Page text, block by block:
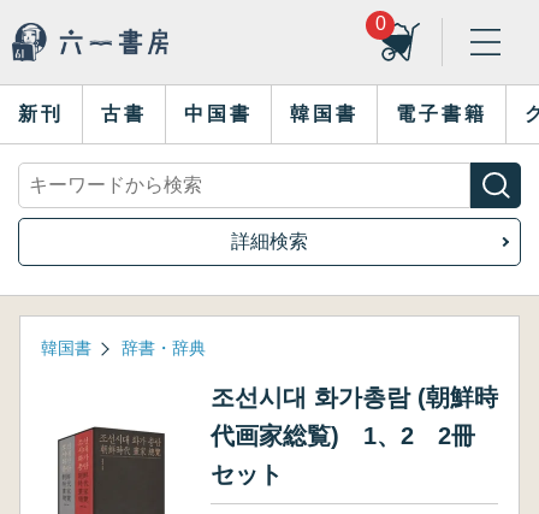
0
新刊 古書 中国書 韓国書 電子書籍
詳細検索
韓国書 辞書・辞典
조선시대 화가총람 (朝鮮時
代画家総覧) 1、2 2冊
セット